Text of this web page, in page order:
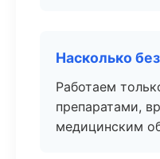
Насколько
Работаем
препаратами,
медицинским